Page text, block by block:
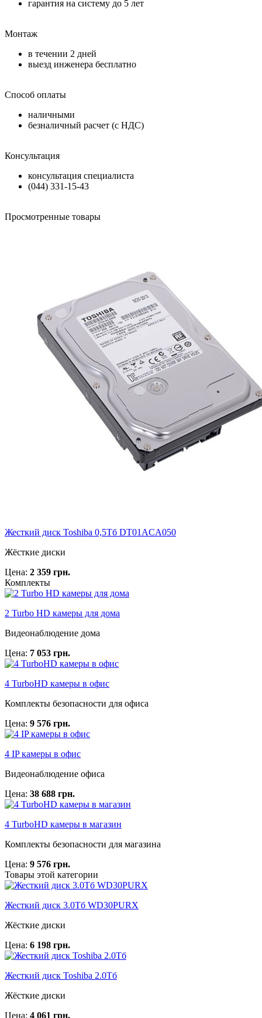
гарантия на систему до 5 лет
Монтаж
в течении 2 дней
выезд инженера бесплатно
Способ оплаты
наличными
безналичный расчет (с НДС)
Консультация
консультация специалиста
(044) 331-15-43
Просмотренные товары
Жесткий диск Toshiba 0,5Тб DT01ACA050
Жёсткие диски
Цена: 2 359 грн.
Комплекты
2 Turbo HD камеры для дома
Видеонаблюдение дома
Цена: 7 053 грн.
4 TurboHD камеры в офис
Комплекты безопасности для офиса
Цена: 9 576 грн.
4 IP камеры в офис
Видеонаблюдение офиса
Цена: 38 688 грн.
4 TurboHD камеры в магазин
Комплекты безопасности для магазина
Цена: 9 576 грн.
Товары этой категории
Жесткий диск 3.0Тб WD30PURX
Жёсткие диски
Цена: 6 198 грн.
Жесткий диск Toshiba 2.0Тб
Жёсткие диски
Цена: 4 061 грн.